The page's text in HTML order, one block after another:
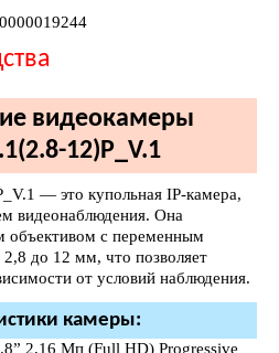
видеокамеры
12)P_V.1
— это купольная IP-камера,
видеонаблюдения. Она
объективом с переменным
до 12 мм, что позволяет
от условий наблюдения.
камеры:
2,16 Мп (Full HD) Progressive